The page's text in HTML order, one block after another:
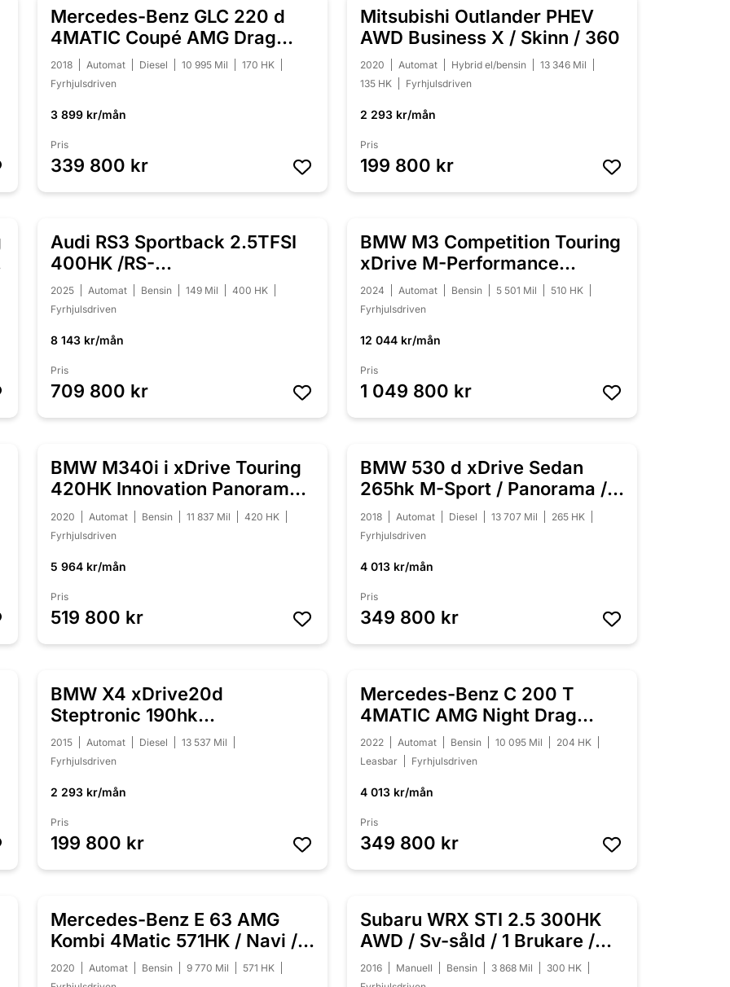
NYINKOMMEN
Mercedes-Benz GLC 220 d
4MATIC Coupé AMG Drag
Panorama
2018 Automat Diesel 10 995 Mil
170 HK
Fyrhjulsdriven
3 899 kr/mån
Pris
339 800 kr
NYINKOMMEN
Mitsubishi Outlander PHEV
AWD Business X / Skinn / 360
2020 Automat Hybrid el/bensin
13 346 Mil
135 HK
Fyrhjulsdriven
2 293 kr/mån
Pris
199 800 kr
NYINKOMMEN
Audi RS3 Sportback 2.5TFSI
400HK /RS-
Skalstolar/Svensksåld
2025 Automat Bensin 149 Mil
400 HK
Fyrhjulsdriven
8 143 kr/mån
Pris
709 800 kr
NYINKOMMEN
BMW M3 Competition Touring
xDrive M-Performance
Individual
2024 Automat Bensin 5 501 Mil
510 HK
Fyrhjulsdriven
12 044 kr/mån
Pris
1 049 800 kr
NYINKOMMEN
BMW M340i i xDrive Touring
420HK Innovation Panorama
Laser
2020 Automat Bensin 11 837 Mil
420 HK
Fyrhjulsdriven
5 964 kr/mån
Pris
519 800 kr
NYINKOMMEN
BMW 530 d xDrive Sedan
265hk M-Sport / Panorama /
HUD / H/K
2018 Automat Diesel 13 707 Mil
265 HK
Fyrhjulsdriven
4 013 kr/mån
Pris
349 800 kr
BMW X4 xDrive20d
Steptronic 190hk
Drag/Värmare/Backkamera
2015 Automat Diesel
13 537 Mil
Fyrhjulsdriven
2 293 kr/mån
Pris
199 800 kr
NYINKOMMEN
Mercedes-Benz C 200 T
4MATIC AMG Night Drag
Värmare Moms
2022 Automat Bensin 10 095 Mil
204 HK
Leasbar
Fyrhjulsdriven
4 013 kr/mån
Pris
349 800 kr
NYINKOMMEN
Mercedes-Benz E 63 AMG
Kombi 4Matic 571HK / Navi /
Pano
2020 Automat Bensin 9 770 Mil
571 HK
Subaru WRX STI 2.5 300HK
AWD / Sv-såld / 1 Brukare /
3868mil
2016 Manuell Bensin 3 868 Mil
300 HK